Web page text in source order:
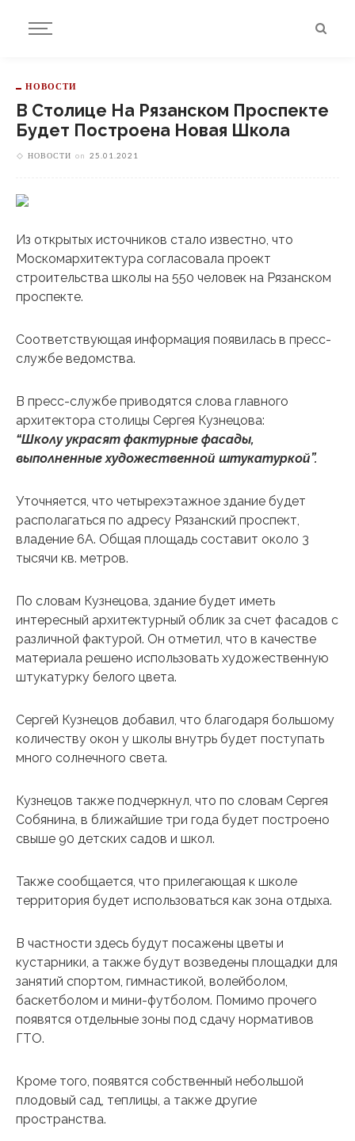
НОВОСТИ
В Столице На Рязанском Проспекте
Будет Построена Новая Школа
НОВОСТИ on 25.01.2021
Из открытых источников стало известно, что
Москомархитектура согласовала проект
строительства школы на 550 человек на Рязанском
проспекте.
Соответствующая информация появилась в пресс-
службе ведомства.
В пресс-службе приводятся слова главного
архитектора столицы Сергея Кузнецова:
“Школу украсят фактурные фасады,
выполненные художественной штукатуркой”.
Уточняется, что четырехэтажное здание будет
располагаться по адресу Рязанский проспект,
владение 6А. Общая площадь составит около 3
тысячи кв. метров.
По словам Кузнецова, здание будет иметь
интересный архитектурный облик за счет фасадов с
различной фактурой. Он отметил, что в качестве
материала решено использовать художественную
штукатурку белого цвета.
Сергей Кузнецов добавил, что благодаря большому
количеству окон у школы внутрь будет поступать
много солнечного света.
Кузнецов также подчеркнул, что по словам Сергея
Собянина, в ближайшие три года будет построено
свыше 90 детских садов и школ.
Также сообщается, что прилегающая к школе
территория будет использоваться как зона отдыха.
В частности здесь будут посажены цветы и
кустарники, а также будут возведены площадки для
занятий спортом, гимнастикой, волейболом,
баскетболом и мини-футболом. Помимо прочего
появятся отдельные зоны под сдачу нормативов
ГТО.
Кроме того, появятся собственный небольшой
плодовый сад, теплицы, а также другие
пространства.